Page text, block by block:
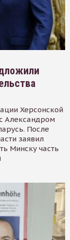
Херсонской
Александром
После
заявил
Минску часть